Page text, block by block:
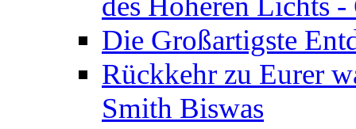
Die Großartigste
Rückkehr zu Eurer
Smith Biswas